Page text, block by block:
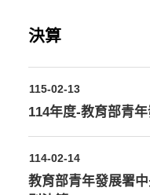
塊決算
115-02-13
114年度-教育部青
114-02-14
教育部青年發展署